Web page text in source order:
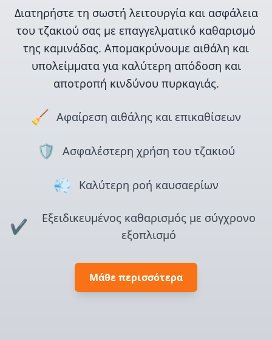
Διατηρήστε τη σωστή λειτουργία και ασφάλεια
του τζακιού σας με επαγγελματικό καθαρισμό
της καμινάδας. Απομακρύνουμε αιθάλη και
υπολείμματα για καλύτερη απόδοση και
αποτροπή κινδύνου πυρκαγιάς.
🧹 Αφαίρεση αιθάλης και επικαθίσεων
🛡️ Ασφαλέστερη χρήση του τζακιού
💨 Καλύτερη ροή καυσαερίων
✔️
Εξειδικευμένος καθαρισμός με σύγχρονο
εξοπλισμό
Μάθε περισσότερα